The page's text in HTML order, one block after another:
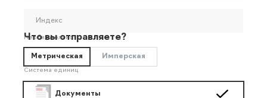
Индекс
Необязательно
Что вы отправляете?
Метрическая Имперская
Система единиц
Документы